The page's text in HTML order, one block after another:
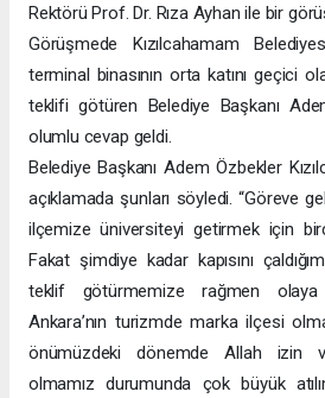
Rektörü Prof. Dr. Rıza Ayhan ile bir
Görüşmede Kızılcahamam
terminal binasının orta katını geçici
teklifi götüren Belediye Başkanı
olumlu cevap geldi.
Belediye Başkanı Adem Özbekler
açıklamada şunları söyledi. “Göreve
ilçemize üniversiteyi getirmek için
Fakat şimdiye kadar kapısını
teklif götürmemize rağmen olaya
Ankara’nın turizmde marka ilçesi
önümüzdeki dönemde Allah izin
olmamız durumunda çok büyük